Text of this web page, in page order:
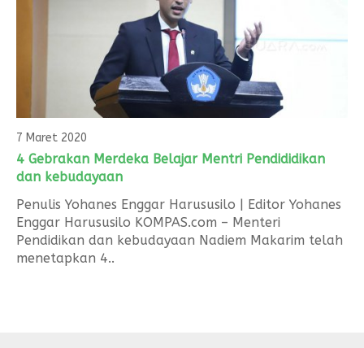
7 Maret 2020
4 Gebrakan Merdeka Belajar Mentri Pendididikan
dan kebudayaan
Penulis Yohanes Enggar Harususilo | Editor Yohanes
Enggar Harususilo KOMPAS.com – Menteri
Pendidikan dan kebudayaan Nadiem Makarim telah
menetapkan 4..